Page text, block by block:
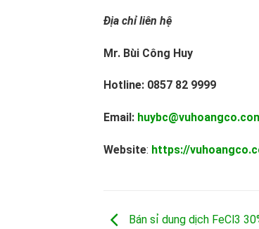
Địa chỉ liên hệ
Mr. Bùi Công Huy
Hotline: 0857 82 9999
Email:
Website: https://
Bán sỉ dung dịch FeCl3